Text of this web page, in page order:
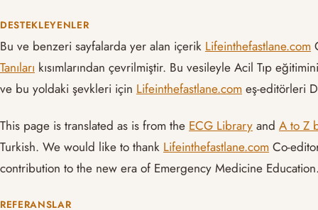
DESTEKLEYENLER
Bu ve benzeri sayfalarda yer alan içerik Lifeinthefastlane.com
Tanıları kısımlarından çevrilmiştir. Bu vesileyle Acil Tıp
ve bu yoldaki şevkleri için Lifeinthefastlane.com eş-editörleri
This page is translated as is from the ECG Library and A to Z
Turkish. We would like to thank Lifeinthefastlane.com Co-
contribution to the new era of Emergency Medicine
REFERANSLAR